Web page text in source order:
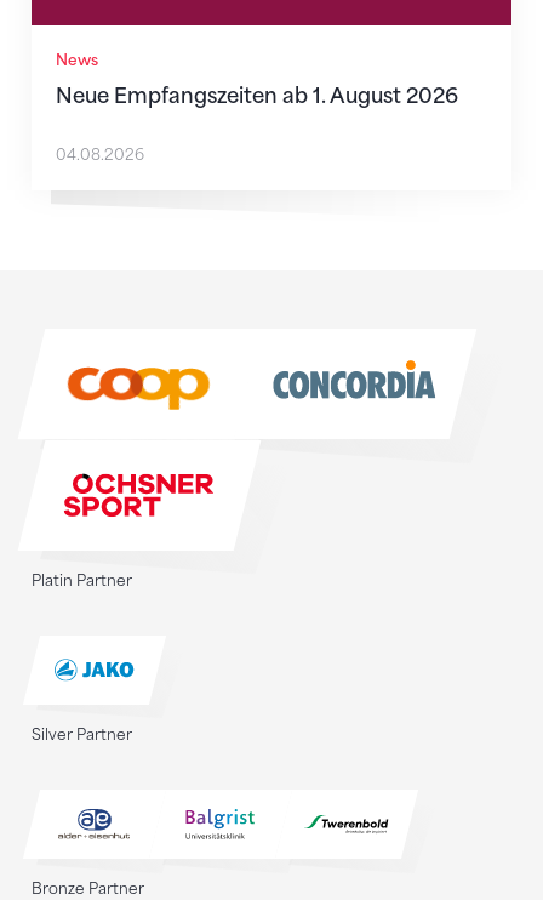
News
Neue Empfangszeiten ab 1. August 2026
04.08.2026
Platin Partner
Silver Partner
Bronze Partner